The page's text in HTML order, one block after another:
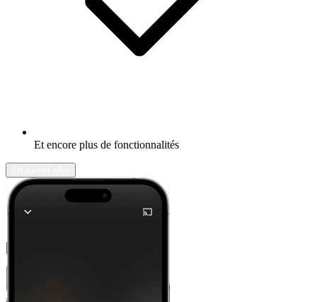
Et encore plus de fonctionnalités